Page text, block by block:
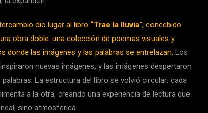
dio lugar al libro “Trae la lluvia”, concebido
obra doble: una colección de poemas visuales y
donde las imágenes y las palabras se entrelazan. Los
nuevas imágenes, y las imágenes despertaron
palabras. La estructura del libro se volvió circular: cada
a la otra, creando una experiencia de lectura que
sino atmosférica.